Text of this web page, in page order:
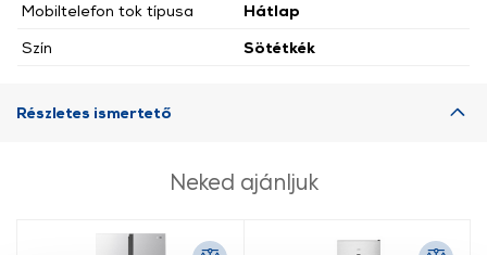
Mobiltelefon tok típusa
Hátlap
Szín
Sötétkék
Részletes ismertető
Neked ajánljuk